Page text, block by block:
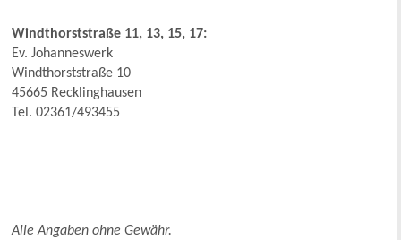
Windthorststraße 11, 13, 15, 17:
Ev. Johanneswerk
Windthorststraße 10
45665 Recklinghausen
Tel. 02361/493455
Alle Angaben ohne Gewähr.